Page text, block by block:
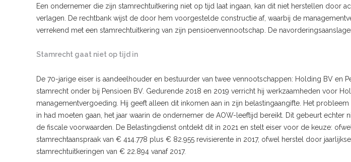
Een ondernemer die zijn stamrechtuitkering niet op tijd laat ingaan, kan dit niet herstellen door
verlagen. De rechtbank wijst de door hem voorgestelde constructie af, waarbij de
verrekend met een stamrechtuitkering van zijn pensioenvennootschap. De
Stamrecht gaat niet op tijd in
De 70-jarige eiser is aandeelhouder en bestuurder van twee vennootschappen: Holding BV en
stamrecht onder bij Pensioen BV. Gedurende 2018 en 2019 verricht hij werkzaamheden voor
managementvergoeding. Hij geeft alleen dit inkomen aan in zijn belastingaangifte. Het
in had moeten gaan, het jaar waarin de ondernemer de AOW-leeftijd bereikt. Dit gebeurt echter
de fiscale voorwaarden. De Belastingdienst ontdekt dit in 2021 en stelt eiser voor de keuze:
stamrechtaanspraak van € 414.778 plus € 82.955 revisierente in 2017, ofwel herstel door
stamrechtuitkeringen van € 22.894 vanaf 2017.